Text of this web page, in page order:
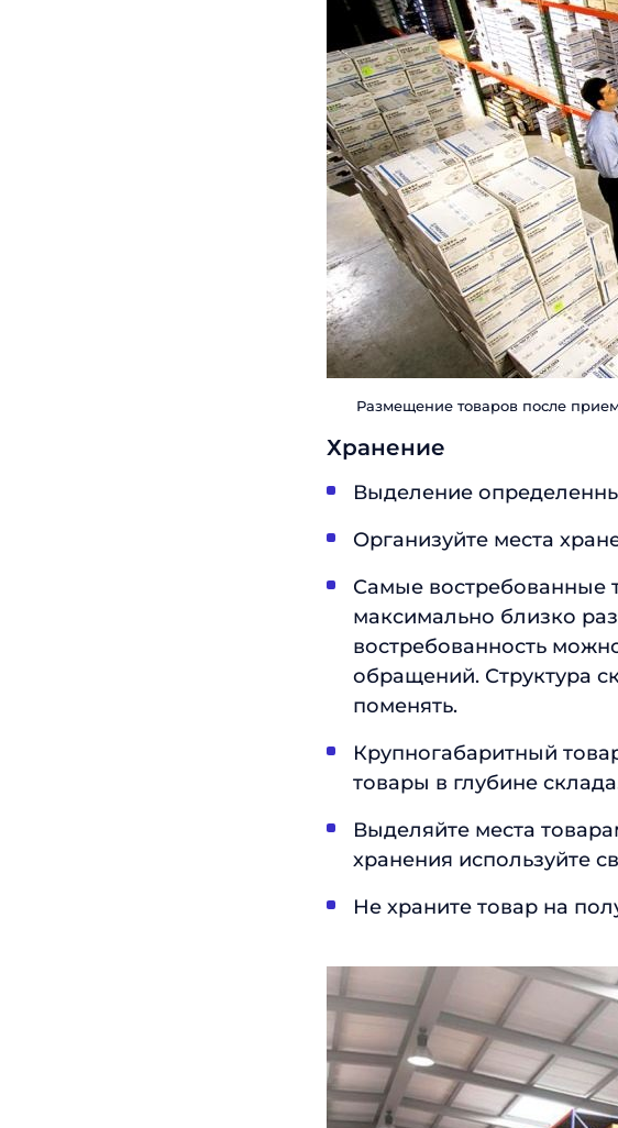
Размещение товаров после
Хранение
Выделение
Организуйте места
Самые востребованные
максимально близко
востребованность
обращений. Структура
поменять.
Крупногабаритный
товары в глубине
Выделяйте места
хранения используйте
Не храните товар на